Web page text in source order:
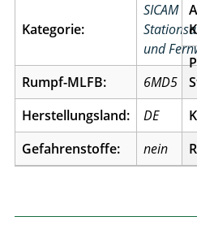
Kategorie:
SICAM
und
Rumpf-MLFB:
6MD5
Herstellungsland:
DE
Gefahrenstoffe:
nein